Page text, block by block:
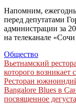
Напомним,
перед депутатами
администрации за
на телеканале
Общество
Навигация
по
записям
Вьетнамский
которого
Ресторан
Bangalore Blues в
посвященное